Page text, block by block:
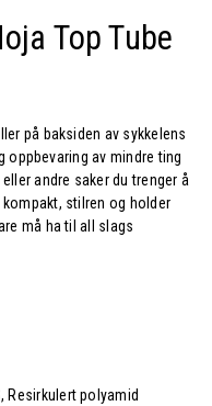
Top Tube
på baksiden av sykkelens
oppbevaring av mindre ting
andre saker du trenger å
kompakt, stilren og holder
må ha til all slags
Resirkulert polyamid